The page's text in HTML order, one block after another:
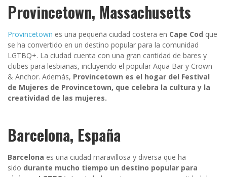
Provincetown, Massachusetts
Provincetown es una pequeña ciudad costera en Cape Cod que
se ha convertido en un destino popular para la comunidad
LGTBQ+. La ciudad cuenta con una gran cantidad de bares y
clubes para lesbianas, incluyendo el popular Aqua Bar y Crown
& Anchor. Además, Provincetown es el hogar del Festival
de Mujeres de Provincetown, que celebra la cultura y la
creatividad de las mujeres.
Barcelona, España
Barcelona es una ciudad maravillosa y diversa que ha
sido durante mucho tiempo un destino popular para